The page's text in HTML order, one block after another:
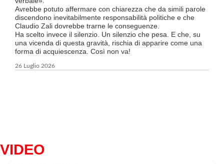
Avrebbe potuto affermare con chiarezza che da simili parole
discendono inevitabilmente responsabilità politiche e che
Claudio Zali dovrebbe trarne le conseguenze.
Ha scelto invece il silenzio. Un silenzio che pesa. E che, su
una vicenda di questa gravità, rischia di apparire come una
forma di acquiescenza. Così non va!
26 Luglio 2026
VIDEO